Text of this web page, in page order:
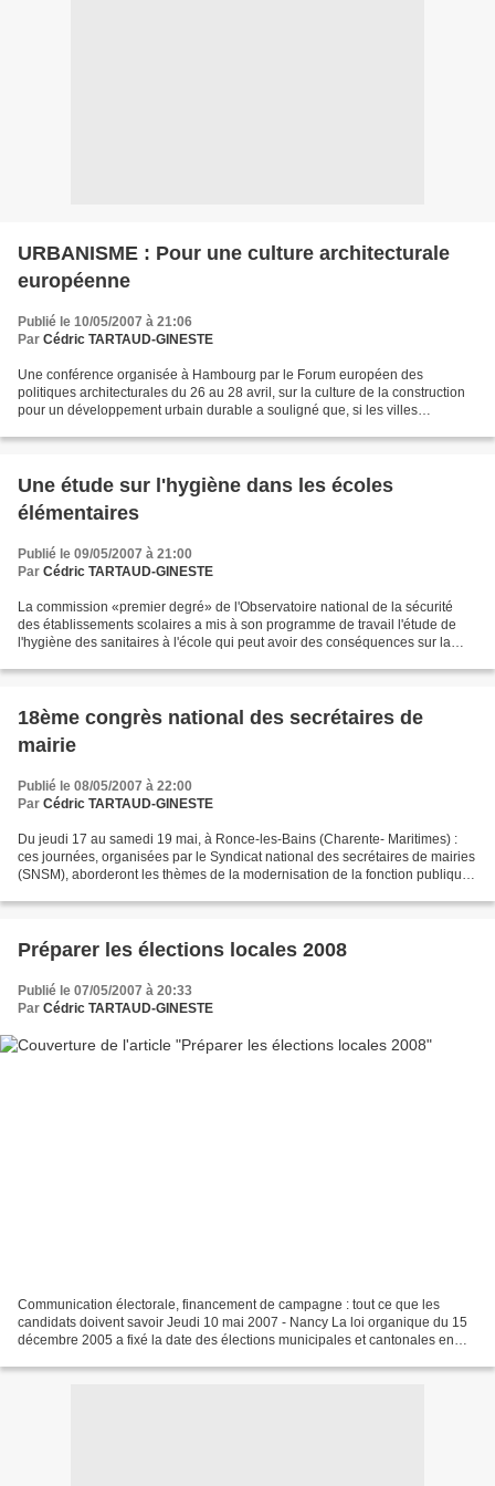
URBANISME : Pour une culture architecturale
européenne
Publié le 10/05/2007 à 21:06
Par Cédric TARTAUD-GINESTE
Une conférence organisée à Hambourg par le Forum européen des
politiques architecturales du 26 au 28 avril, sur la culture de la construction
pour un développement urbain durable a souligné que, si les villes
Une étude sur l'hygiène dans les écoles
élémentaires
Publié le 09/05/2007 à 21:00
Par Cédric TARTAUD-GINESTE
La commission «premier degré» de l'Observatoire national de la sécurité
des établissements scolaires a mis à son programme de travail l'étude de
l'hygiène des sanitaires à l'école qui peut avoir des conséquences sur la
18ème congrès national des secrétaires de
mairie
Publié le 08/05/2007 à 22:00
Par Cédric TARTAUD-GINESTE
Du jeudi 17 au samedi 19 mai, à Ronce-les-Bains (Charente- Maritimes) :
ces journées, organisées par le Syndicat national des secrétaires de mairies
(SNSM), aborderont les thèmes de la modernisation de la fonction publique
Préparer les élections locales 2008
Publié le 07/05/2007 à 20:33
Par Cédric TARTAUD-GINESTE
Communication électorale, financement de campagne : tout ce que les
candidats doivent savoir Jeudi 10 mai 2007 - Nancy La loi organique du 15
décembre 2005 a fixé la date des élections municipales et cantonales en